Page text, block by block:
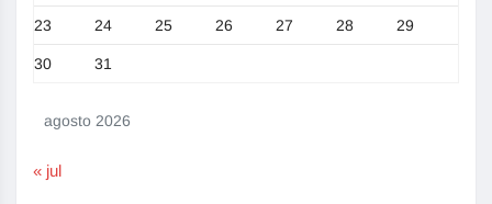
agosto 2026
23 24 25 26 27 28 29
30 31
« jul